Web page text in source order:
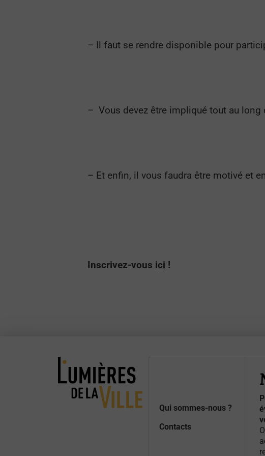
– Il faut se rendre disponible pour
– Vous devez être impliqué tout au long
– Et enfin, il vous faudra être motivé et
Inscrivez-vous ici !
Qui sommes-nous ?
Contacts